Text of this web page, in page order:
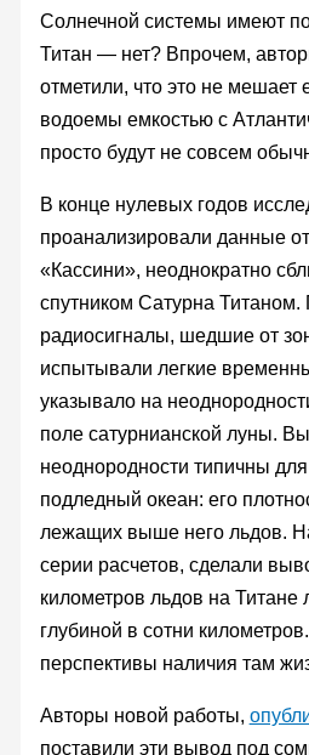
Солнечной системы имеют
Титан — нет? Впрочем,
отметили, что это не мешает
водоемы емкостью с
просто будут не совсем
В конце нулевых годов
проанализировали данные
«Кассини», неоднократно
спутником Сатурна Титаном.
радиосигналы, шедшие от
испытывали легкие
указывало на
поле сатурнианской луны.
неоднородности типичны для
подледный океан: его
лежащих выше него льдов.
серии расчетов, сделали
километров льдов на Титане
глубиной в сотни
перспективы наличия там
Авторы новой работы,
поставили эти вывод под